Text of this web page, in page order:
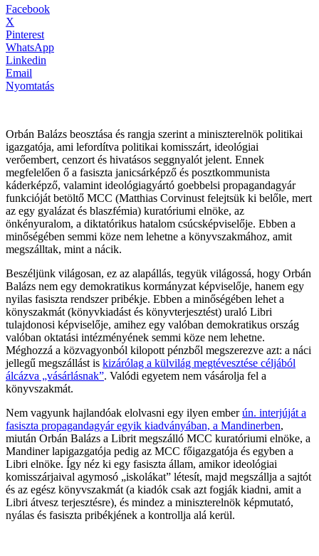
Facebook
X
Pinterest
WhatsApp
Linkedin
Email
Nyomtatás
Orbán Balázs beosztása és rangja szerint a miniszterelnök politikai
igazgatója, ami lefordítva politikai komisszárt, ideológiai
verőembert, cenzort és hivatásos seggnyalót jelent. Ennek
megfelelően ő a fasiszta janicsárképző és posztkommunista
káderképző, valamint ideológiagyártó goebbelsi propagandagyár
funkcióját betöltő MCC (Matthias Corvinust felejtsük ki belőle, mert
az egy gyalázat és blaszfémia) kuratóriumi elnöke, az
önkényuralom, a diktatórikus hatalom csúcsképviselője. Ebben a
minőségében semmi köze nem lehetne a könyvszakmához, amit
megszálltak, mint a nácik.
Beszéljünk világosan, ez az alapállás, tegyük világossá, hogy Orbán
Balázs nem egy demokratikus kormányzat képviselője, hanem egy
nyilas fasiszta rendszer pribékje. Ebben a minőségében lehet a
könyszakmát (könyvkiadást és könyvterjesztést) uraló Libri
tulajdonosi képviselője, amihez egy valóban demokratikus ország
valóban oktatási intézményének semmi köze nem lehetne.
Méghozzá a közvagyonból kilopott pénzből megszerezve azt: a náci
jellegű megszállást is kizárólag a külvilág megtévesztése céljából
álcázva „vásárlásnak”. Valódi egyetem nem vásárolja fel a
könyvszakmát.
Nem vagyunk hajlandóak elolvasni egy ilyen emberún. interjúját a
fasiszta propagandagyár egyik kiadványában, a Mandinerben,
miután Orbán Balázs a Librit megszálló MCC kuratóriumi elnöke, a
Mandiner lapigazgatója pedig az MCC főigazgatója és egyben a
Libri elnöke. Így néz ki egy fasiszta állam, amikor ideológiai
komisszárjaival agymosó „iskolákat” létesít, majd megszállja a sajtót
és az egész könyvszakmát (a kiadók csak azt fogják kiadni, amit a
Libri átvesz terjesztésre), és mindez a miniszterelnök képmutató,
nyálas és fasiszta pribékjének a kontrollja alá kerül.